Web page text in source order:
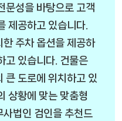
문성을 바탕으로 고객
제공하고 있습니다.
주차 옵션을 제공하
고 있습니다. 건물은
큰 도로에 위치하고 있
상황에 맞는 맞춤형
법인 검인을 추천드